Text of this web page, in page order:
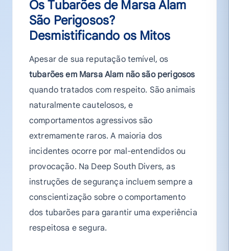
Os Tubarões de Marsa Alam
São Perigosos?
Desmistificando os Mitos
Apesar de sua reputação temível, os
tubarões em Marsa Alam não são perigosos
quando tratados com respeito. São animais
naturalmente cautelosos, e
comportamentos agressivos são
extremamente raros. A maioria dos
incidentes ocorre por mal-entendidos ou
provocação. Na Deep South Divers, as
instruções de segurança incluem sempre a
conscientização sobre o comportamento
dos tubarões para garantir uma experiência
respeitosa e segura.